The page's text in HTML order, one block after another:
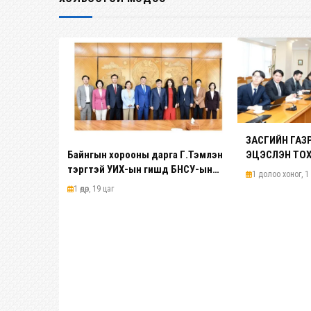
Байнгын хорооны дарга Г.Тэмүүлэн
тэргүүтэй УИХ-ын гишүүд БНСУ-ын
Үндэсний Ассамблейн гишүүдийг
1 өдөр, 19 цаг
ЗАСГИЙН
ЭЦЭСЛЭН
1 долоо хоног, 1